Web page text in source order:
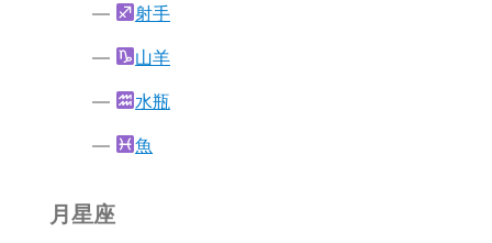
射手
山羊
水瓶
魚
月星座